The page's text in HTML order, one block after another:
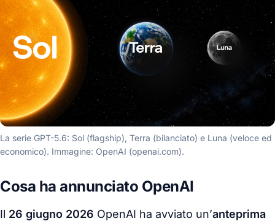
La serie GPT-5.6: Sol (flagship), Terra (bilanciato) e Luna (veloce ed
economico). Immagine: OpenAI (openai.com).
Cosa ha annunciato OpenAI
Il 26 giugno 2026 OpenAI ha avviato un’anteprima